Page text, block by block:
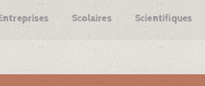
Scolaires Scientifiques